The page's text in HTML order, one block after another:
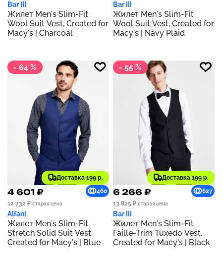
Bar III
Жилет Men's Slim-Fit
Wool Suit Vest, Created for
Macy's | Charcoal
Bar III
Жилет Men's Slim-Fit
Wool Suit Vest, Created for
Macy's | Navy Plaid
- 64 %
Доставка 199 р.
4 601 ₽
460
12 732 ₽ старая цена
Alfani
Жилет Men's Slim-Fit
Stretch Solid Suit Vest,
Created for Macy's | Blue
- 55 %
Доставка 199 р.
6 266 ₽
627
13 825 ₽ старая цена
Bar III
Жилет Men's Slim-Fit
Faille-Trim Tuxedo Vest,
Created for Macy's | Black